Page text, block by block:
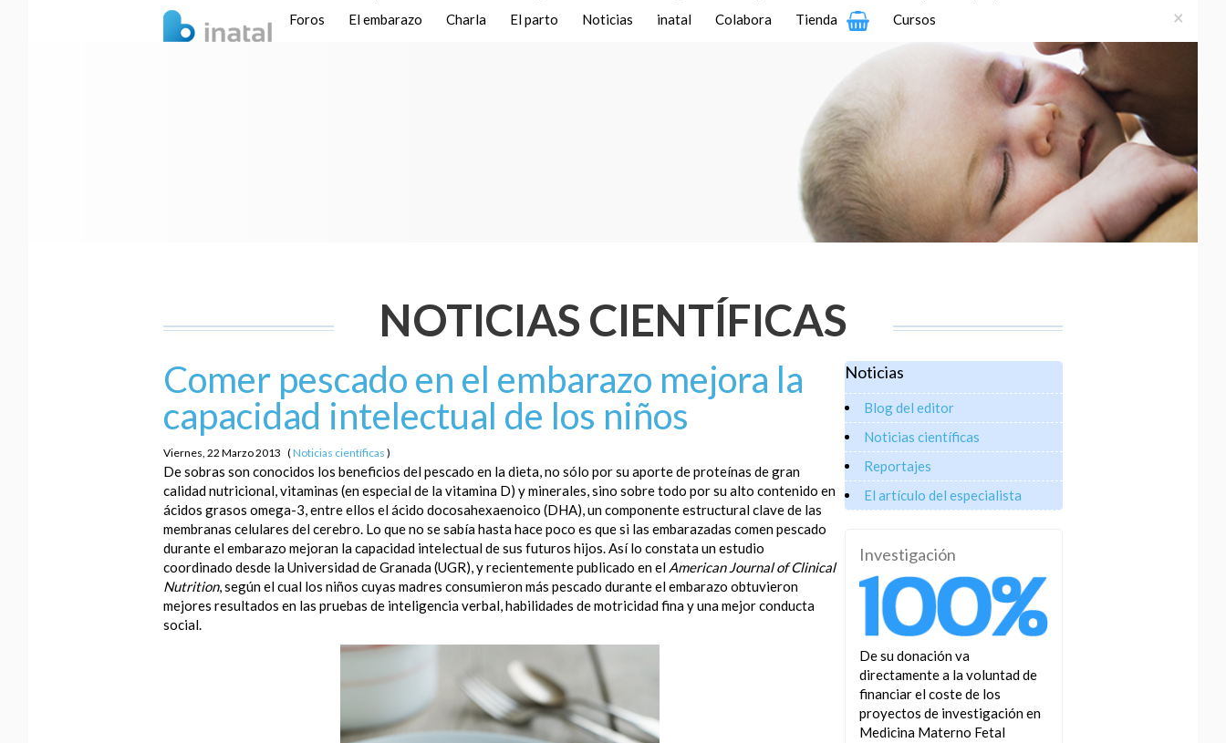
Foros
El embarazo Charla El parto Noticias inatal Colabora Tienda Cursos ×
NOTICIAS CIENTÍFICAS
Comer pescado en el embarazo mejora la
capacidad intelectual de los niños
Viernes, 22 Marzo 2013 (Noticias científicas )
De sobras son conocidos los beneficios del pescado en la dieta, no sólo por su aporte de proteínas de gran
calidad nutricional, vitaminas (en especial de la vitamina D) y minerales, sino sobre todo por su alto contenido en
ácidos grasos omega-3, entre ellos el ácido docosahexaenoico (DHA), un componente estructural clave de las
membranas celulares del cerebro. Lo que no se sabía hasta hace poco es que si las embarazadas comen pescado
durante el embarazo mejoran la capacidad intelectual de sus futuros hijos. Así lo constata un estudio
coordinado desde la Universidad de Granada (UGR), y recientemente publicado en el American Journal of Clinical
Nutrition, según el cual los niños cuyas madres consumieron más pescado durante el embarazo obtuvieron
mejores resultados en las pruebas de inteligencia verbal, habilidades de motricidad fina y una mejor conducta
social.
Noticias
Blog del editor
Noticias científicas
Reportajes
El artículo del especialista
Investigación
De su donación va
directamente a la voluntad de
financiar el coste de los
proyectos de investigación en
Medicina Materno Fetal